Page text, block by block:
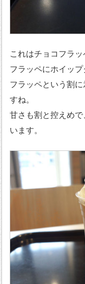
これはチョコフラ
フラッペにホイップ
フラッペという割
すね。
甘さも割と控えめ
います。